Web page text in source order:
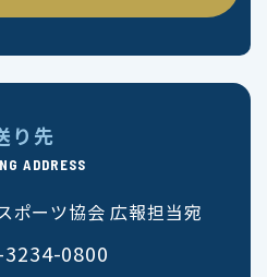
り先
ADDRESS
ポーツ協会 広報担当宛
0800